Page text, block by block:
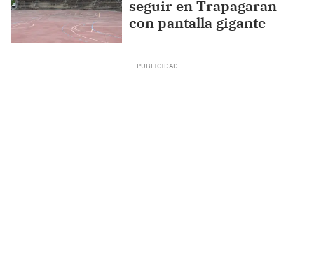
seguir en Trapagaran
con pantalla gigante